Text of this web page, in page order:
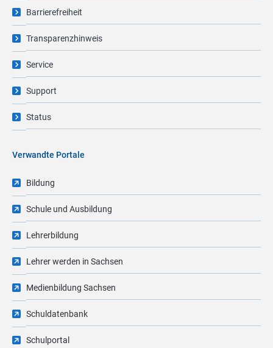
Barrierefreiheit
Transparenzhinweis
Service
Support
Status
Verwandte Portale
Bildung
Schule und Ausbildung
Lehrerbildung
Lehrer werden in Sachsen
Medienbildung Sachsen
Schuldatenbank
Schulportal